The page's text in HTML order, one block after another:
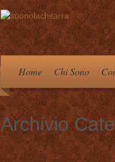
Home Chi Sono
Archivio